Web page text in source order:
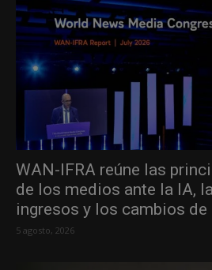
WAN-IFRA reúne las
de los medios ante la IA,
ingresos y los cambios de
5 agosto, 2026